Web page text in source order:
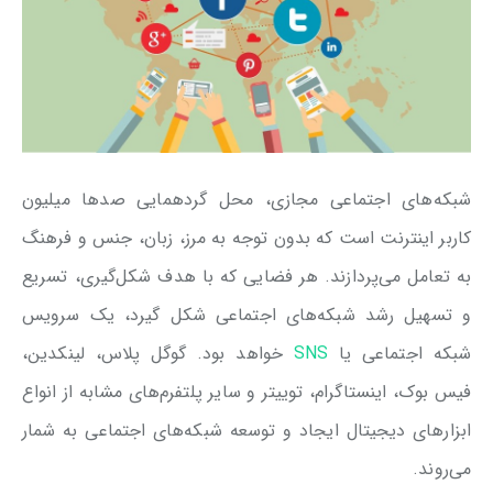
شبکه‌های اجتماعی مجازی، محل گردهمایی صدها میلیون
کاربر اینترنت است که بدون توجه به مرز، زبان، جنس و فرهنگ
به تعامل می‌پردازند. هر فضایی که با هدف شکل‌گیری، تسریع
و تسهیل رشد شبکه‌های اجتماعی شکل گیرد، یک سرویس
شبکه اجتماعی یا SNS خواهد بود. گوگل پلاس، لینکدین،
فیس بوک، اینستاگرام، توییتر و سایر پلتفرم‌های مشابه از انواع
ابزارهای دیجیتال ایجاد و توسعه شبکه‌های اجتماعی به شمار
می‌روند.